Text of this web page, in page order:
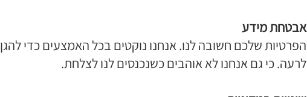
אבטחת מידע
הפרטיות שלכם חשובה לנו. אנחנו נוקטים בכל האמצעים כדי
לרעה. כי גם אנחנו לא אוהבים כשנכנסים לנו לצלחת.